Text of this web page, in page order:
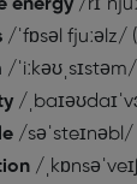
energy /
/ˈfɒsəl fjuːəlz/
/
/
/
/